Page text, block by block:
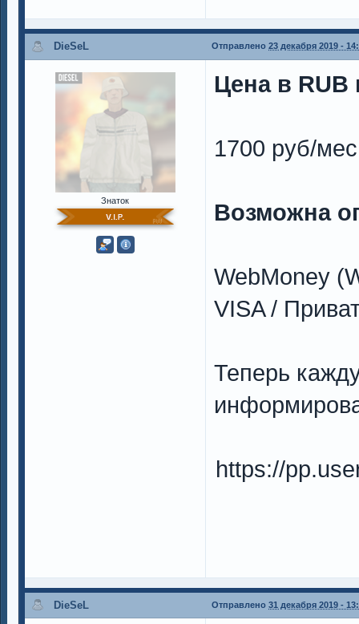
DieSeL Отправлено 23 декабря 2019 -
Знаток
Цена в RUB
1700 руб/мес
Возможна
WebMoney
VISA /
Теперь
https://
DieSeL Отправлено 31 декабря 2019 -